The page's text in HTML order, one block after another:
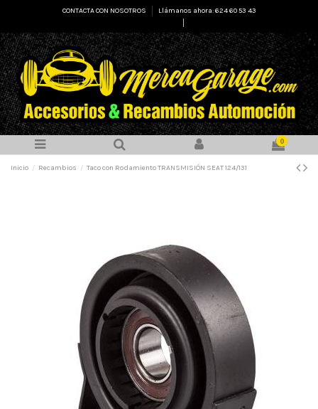
CONTACTA CON NOSOTROS
Llámanos ahora: 624 60 53 43
0
Inicio Recambios Taco con Rodamiento TRANSMISIÓN SEAT 124/131